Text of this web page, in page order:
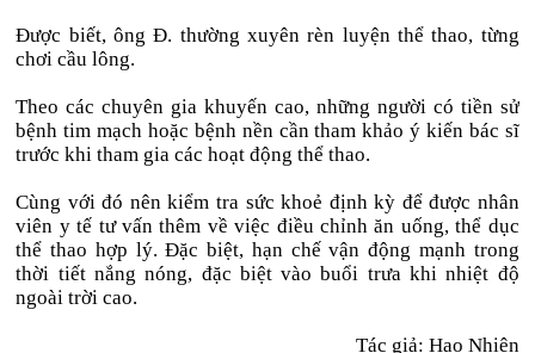
Được biết, ông Đ. thường xuyên rèn luyện thể thao, từng
chơi cầu lông.
Theo các chuyên gia khuyến cao, những người có tiền sử
bệnh tim mạch hoặc bệnh nền cần tham khảo ý kiến bác sĩ
trước khi tham gia các hoạt động thể thao.
Cùng với đó nên kiểm tra sức khoẻ định kỳ để được nhân
viên y tế tư vấn thêm về việc điều chỉnh ăn uống, thể dục
thể thao hợp lý. Đặc biệt, hạn chế vận động mạnh trong
thời tiết nắng nóng, đặc biệt vào buổi trưa khi nhiệt độ
ngoài trời cao.
Tác giả: Hạo Nhiên